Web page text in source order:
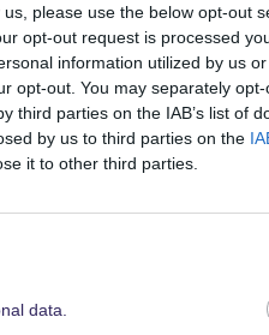
please use the below opt-out
opt-out request is processed
information utilized by us
opt-out. You may separately
third parties on the IAB’s list of
by us to third parties on the
it to other third parties.
data.
erwarten, unsere Gäste zu